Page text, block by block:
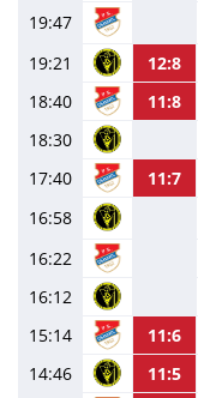
19:47
19:21
12:8
18:40
11:8
18:30
17:40
11:7
16:58
16:22
16:12
15:14
11:6
14:46
11:5